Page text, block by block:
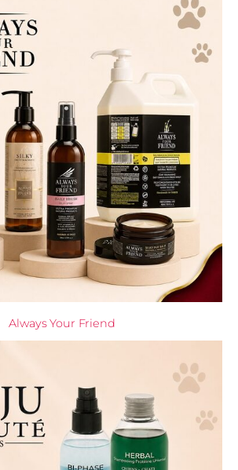
Always Your Friend